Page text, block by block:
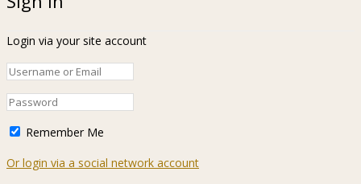
Login via your site account
Remember Me
Or login via a social network account